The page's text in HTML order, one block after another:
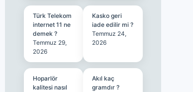
Türk Telekom
internet 11 ne
demek ?
Temmuz 29,
2026
Kasko geri
iade edilir mi ?
Temmuz 24,
2026
Hoparlör
kalitesi nasıl
Akıl kaç
gramdır ?